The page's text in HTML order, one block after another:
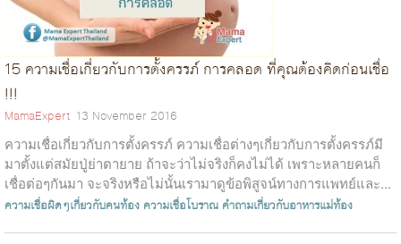
15 ความเชื่อเกี่ยวกับการตั้งครรภ์ การคลอด ที่คุณต้องคิดก่อนเชื่อ
!!!
MamaExpert 13 November 2016
ความเชื่อเกี่ยวกับการตั้งครรภ์ ความเชื่อต่างๆเกี่ยวกับการตั้งครรภ์มี
มาตั้งแต่สมัยปู่ย่าตายาย ถ้าจะว่าไม่จริงก็คงไม่ได้ เพราะหลายคนก็
เชื่อต่อๆกันมา จะจริงหรือไม่นั้นเรามาดูข้อพิสูจน์ทางการแพทย์และ...
ความเชื่อผิดๆเกี่ยวกับคนท้อง ความเชื่อโบราณ คำถามเกี่ยวกับอาหารแม่ท้อง